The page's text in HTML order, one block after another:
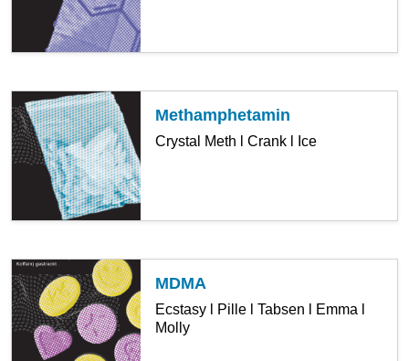
Methamphetamin
Crystal Meth l Crank l Ice
MDMA
Ecstasy l Pille l Tabsen l Emma l
Molly